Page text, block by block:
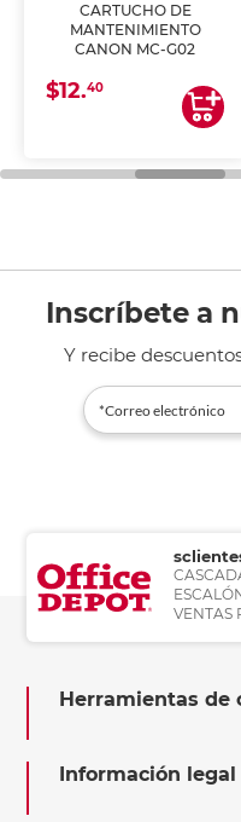
CARTUCHO DE
MANTENIMIENTO
CANON MC-G02
$12.40
Inscríbete a
Y recibe
VENTAS
Herramientas de
Información legal